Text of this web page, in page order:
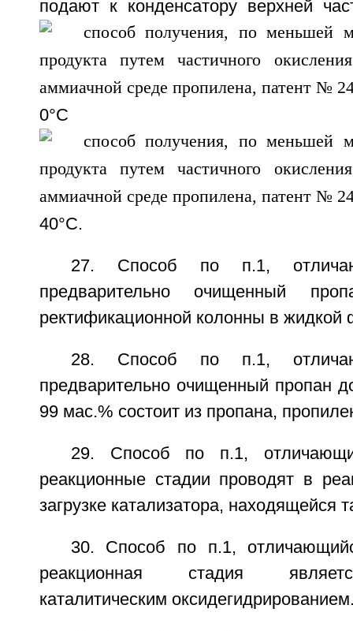
подают к конденсатору верхней
40°С.
27. Способ по п.1,
предварительно очищенный
ректификационной колонны в жидкой
28. Способ по п.1,
предварительно очищенный пропан
99 мас.% состоит из пропана,
29. Способ по п.1,
реакционные стадии проводят в
загрузке катализатора, находящейся
30. Способ по п.1,
реакционная стадия
каталитическим